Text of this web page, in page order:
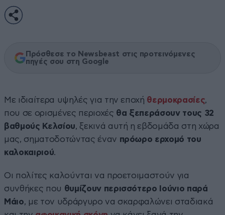
Πρόσθεσε το Newsbeast στις προτεινόμενες
πηγές σου στη Google
Με ιδιαίτερα υψηλές για την εποχή θερμοκρασίες,
που σε ορισμένες περιοχές θα ξεπεράσουν τους 32
βαθμούς Κελσίου, ξεκινά αυτή η εβδομάδα στη χώρα
μας, σηματοδοτώντας έναν πρόωρο ερχομό του
καλοκαιριού.
Οι πολίτες καλούνται να προετοιμαστούν για
συνθήκες που θυμίζουν περισσότερο Ιούνιο παρά
Μάιο, με τον υδράργυρο να σκαρφαλώνει σταδιακά